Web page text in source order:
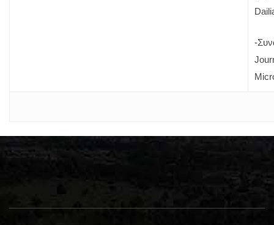
-